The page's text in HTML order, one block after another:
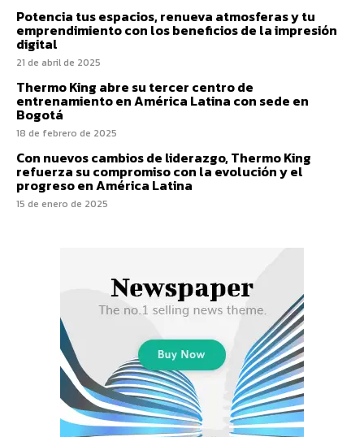
Potencia tus espacios, renueva atmosferas y tu
emprendimiento con los beneficios de la impresión
digital
21 de abril de 2025
Thermo King abre su tercer centro de
entrenamiento en América Latina con sede en
Bogotá
18 de febrero de 2025
Con nuevos cambios de liderazgo, Thermo King
refuerza su compromiso con la evolución y el
progreso en América Latina
15 de enero de 2025